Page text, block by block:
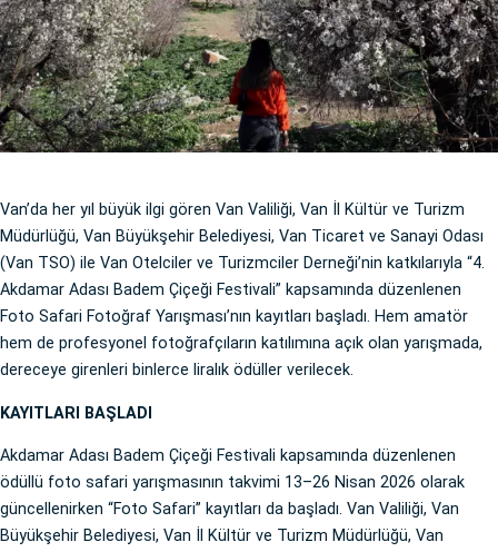
Van’da her yıl büyük ilgi gören Van Valiliği, Van İl Kültür ve Turizm
Müdürlüğü, Van Büyükşehir Belediyesi, Van Ticaret ve Sanayi Odası
(Van TSO) ile Van Otelciler ve Turizmciler Derneği’nin katkılarıyla “4.
Akdamar Adası Badem Çiçeği Festivali” kapsamında düzenlenen
Foto Safari Fotoğraf Yarışması’nın kayıtları başladı. Hem amatör
hem de profesyonel fotoğrafçıların katılımına açık olan yarışmada,
dereceye girenleri binlerce liralık ödüller verilecek.
KAYITLARI BAŞLADI
Akdamar Adası Badem Çiçeği Festivali kapsamında düzenlenen
ödüllü foto safari yarışmasının takvimi 13–26 Nisan 2026 olarak
güncellenirken “Foto Safari” kayıtları da başladı. Van Valiliği, Van
Büyükşehir Belediyesi, Van İl Kültür ve Turizm Müdürlüğü, Van